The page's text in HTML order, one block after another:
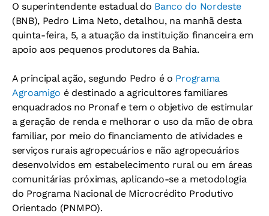
O superintendente estadual do Banco do Nordeste
(BNB), Pedro Lima Neto, detalhou, na manhã desta
quinta-feira, 5, a atuação da instituição financeira em
apoio aos pequenos produtores da Bahia.
A principal ação, segundo Pedro é o Programa
Agroamigo é destinado a agricultores familiares
enquadrados no Pronaf e tem o objetivo de estimular
a geração de renda e melhorar o uso da mão de obra
familiar, por meio do financiamento de atividades e
serviços rurais agropecuários e não agropecuários
desenvolvidos em estabelecimento rural ou em áreas
comunitárias próximas, aplicando-se a metodologia
do Programa Nacional de Microcrédito Produtivo
Orientado (PNMPO).